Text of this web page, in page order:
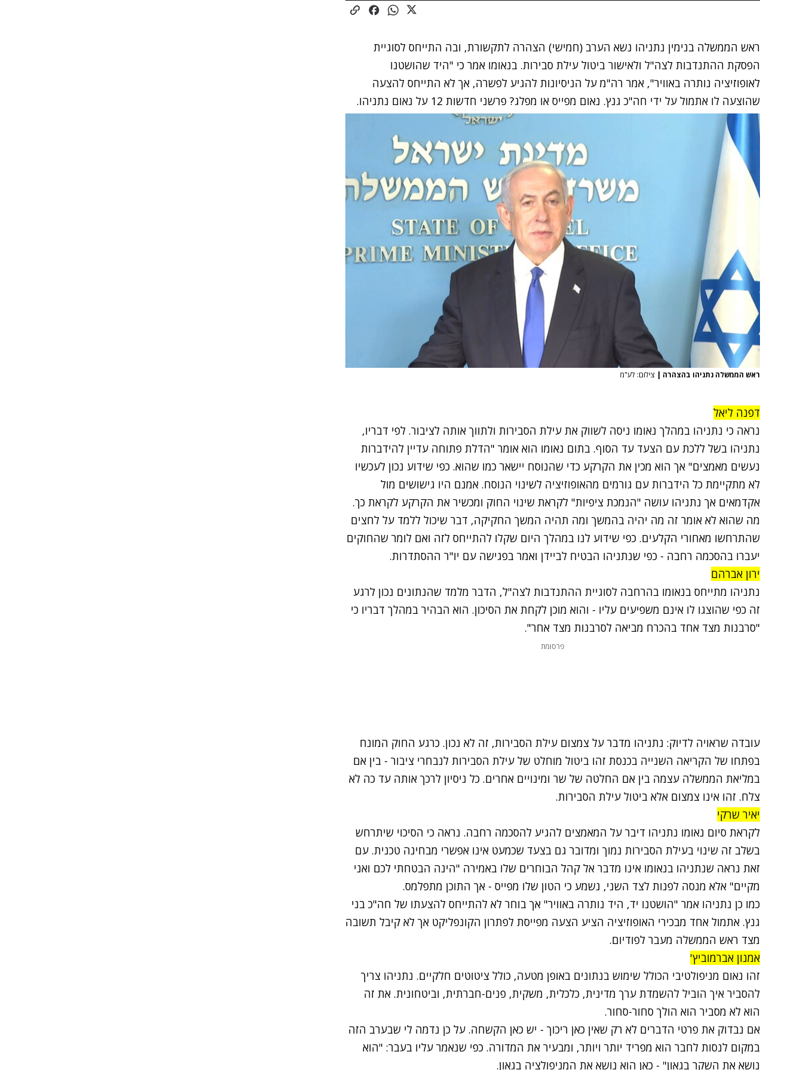
ראש הממשלה בנימין נתניהו נשא הערב (חמישי) הצהרה לתקשורת, ובה התייחס לסוגיית
הפסקת ההתנדבות לצה"ל ולאישור ביטול עילת סבירות. בנאומו אמר כי "היד שהושטנו
לאופוזיציה נותרה באוויר", אמר רה"מ על הניסיונות להגיע לפשרה, אך לא התייחס להצעה
שהוצעה לו אתמול על ידי חה"כ גנץ. נאום מפייס או מפלג? פרשני חדשות 12 על נאום נתניהו.
ראש הממשלה נתניהו בהצהרה | צילום: לע"מ
דפנה ליאל
נראה כי נתניהו במהלך נאומו ניסה לשווק את עילת הסבירות ולתווך אותה לציבור. לפי דבריו,
נתניהו בשל ללכת עם הצעד עד הסוף. בתום נאומו הוא אומר "הדלת פתוחה עדיין להידברות
נעשים מאמצים" אך הוא מכין את הקרקע כדי שהנוסח יישאר כמו שהוא. כפי שידוע נכון לעכשיו
לא מתקיימת כל הידברות עם גורמים מהאופוזיציה לשינוי הנוסח. אמנם היו גישושים מול
אקדמאים אך נתניהו עושה "הנמכת ציפיות" לקראת שינוי החוק ומכשיר את הקרקע לקראת כך.
מה שהוא לא אומר זה מה יהיה בהמשך ומה תהיה המשך החקיקה, דבר שיכול ללמד על לחצים
שהתרחשו מאחורי הקלעים. כפי שידוע לנו במהלך היום שקלו להתייחס לזה ואם לומר שהחוקים
יעברו בהסכמה רחבה - כפי שנתניהו הבטיח לביידן ואמר בפגישה עם יו"ר ההסתדרות.
ירון אברהם
נתניהו מתייחס בנאומו בהרחבה לסוגיית ההתנדבות לצה"ל, הדבר מלמד שהנתונים נכון לרגע
זה כפי שהוצגו לו אינם משפיעים עליו - והוא מוכן לקחת את הסיכון. הוא הבהיר במהלך דבריו כי
"סרבנות מצד אחד בהכרח מביאה לסרבנות מצד אחר".
פרסומת
עובדה שראויה לדיוק: נתניהו מדבר על צמצום עילת הסבירות, זה לא נכון. כרגע החוק המונח
בפתחו של הקריאה השנייה בכנסת זהו ביטול מוחלט של עילת הסבירות לנבחרי ציבור - בין אם
במליאת הממשלה עצמה בין אם החלטה של שר ומינויים אחרים. כל ניסיון לרכך אותה עד כה לא
צלח. זהו אינו צמצום אלא ביטול עילת הסבירות.
יאיר שרקי
לקראת סיום נאומו נתניהו דיבר על המאמצים להגיע להסכמה רחבה. נראה כי הסיכוי שיתרחש
בשלב זה שינוי בעילת הסבירות נמוך ומדובר גם בצעד שכמעט אינו אפשרי מבחינה טכנית. עם
זאת נראה שנתניהו בנאומו אינו מדבר אל קהל הבוחרים שלו באמירה "הינה הבטחתי לכם ואני
מקיים" אלא מנסה לפנות לצד השני, נשמע כי הטון שלו מפייס - אך התוכן מתפלמס.
כמו כן נתניהו אמר "הושטנו יד, היד נותרה באוויר" אך בוחר לא להתייחס להצעתו של חה"כ בני
גנץ. אתמול אחד מבכירי האופוזיציה הציע הצעה מפייסת לפתרון הקונפליקט אך לא קיבל תשובה
מצד ראש הממשלה מעבר לפודיום.
אמנון אברמוביץ'
זהו נאום מניפולטיבי הכולל שימוש בנתונים באופן מטעה, כולל ציטוטים חלקיים. נתניהו צריך
להסביר איך הוביל להשמדת ערך מדינית, כלכלית, משקית, פנים-חברתית, וביטחונית. את זה
הוא לא מסביר הוא הולך סחור-סחור.
אם נבדוק את פרטי הדברים לא רק שאין כאן ריכוך - יש כאן הקשחה. על כן נדמה לי שבערב הזה
במקום לנסות לחבר הוא מפריד יותר ויותר, ומבעיר את המדורה. כפי שנאמר עליו בעבר: "הוא
נושא את השקר בגאון" - כאן הוא נושא את המניפולציה בגאון.